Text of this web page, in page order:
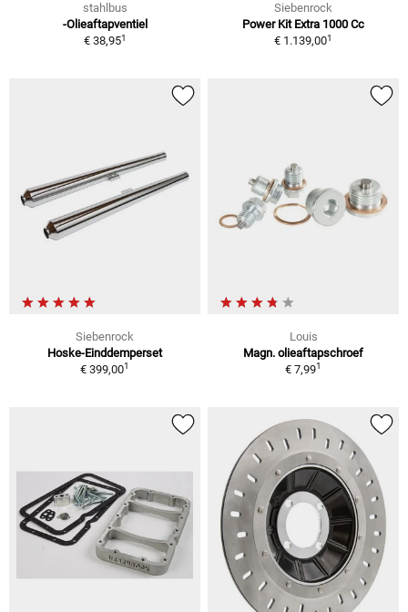
stahlbus
-Olieaftapventiel
€ 38,951
Siebenrock
Power Kit Extra 1000 Cc
€ 1.139,001
Siebenrock
Hoske-Einddemperset
€ 399,001
Louis
Magn. olieaftapschroef
€ 7,991